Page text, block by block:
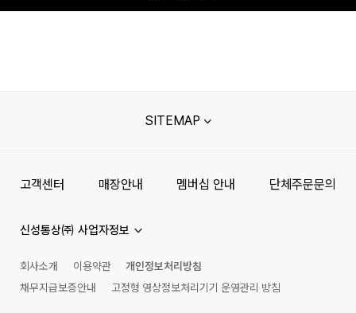
SITEMAP
고객센터 매장안내 멤버십 안내 단체주문문의
신성통상㈜ 사업자정보
회사소개 이용약관
개인정보처리방침
채무지급보증안내
고정형 영상정보처리기기 운영관리 방침